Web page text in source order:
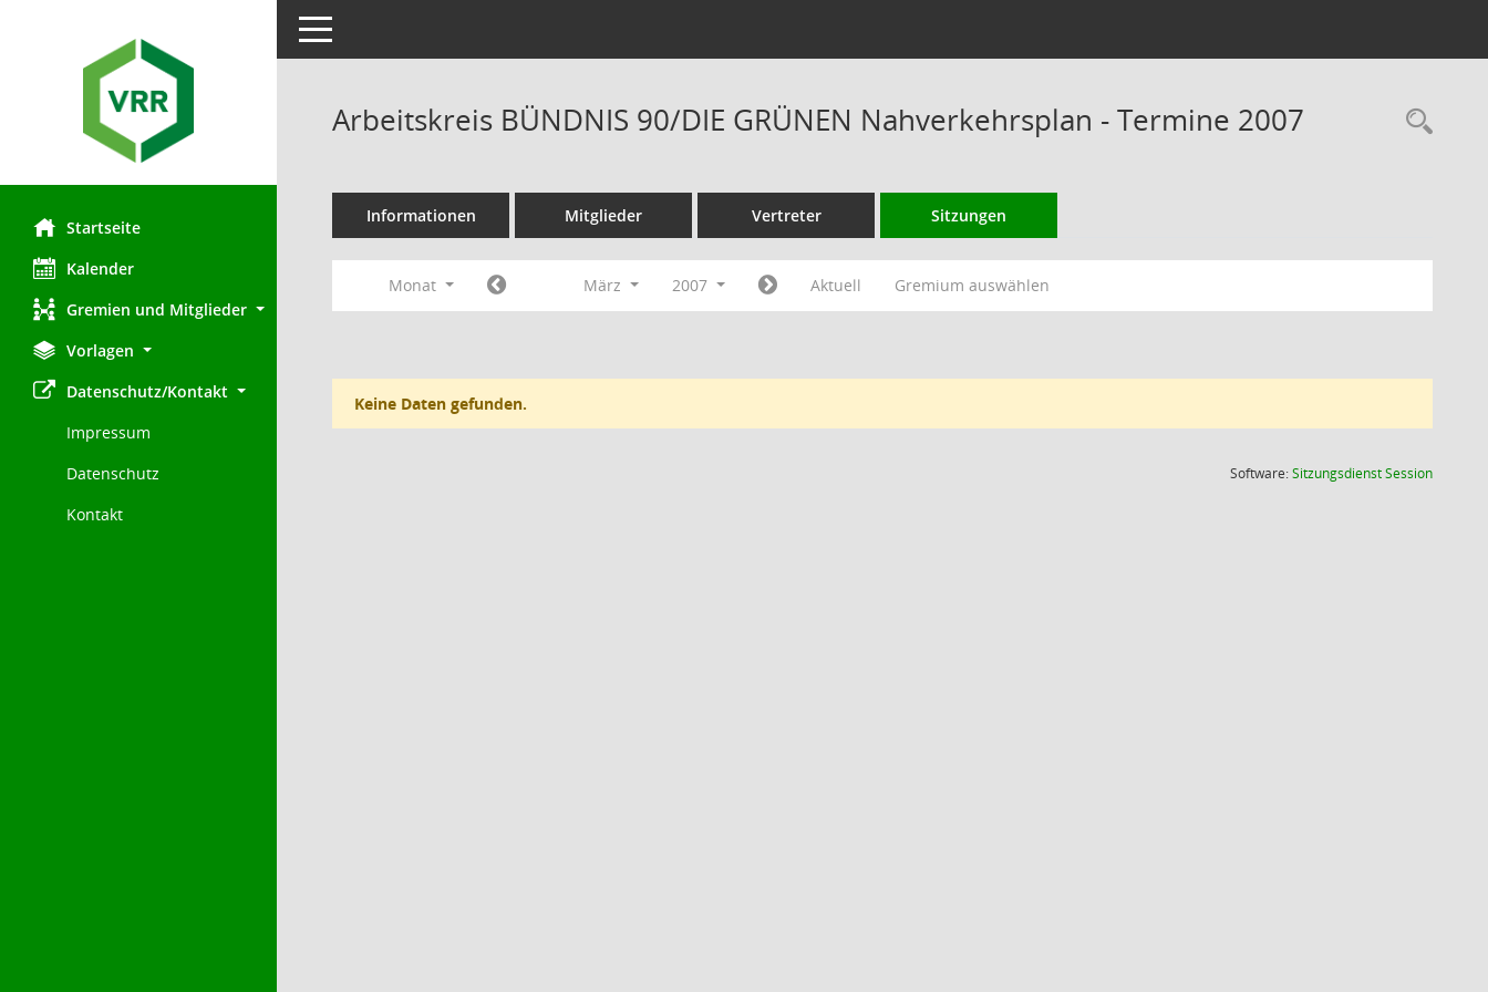
Startseite
Kalender
Gremien und Mitglieder
Vorlagen
Datenschutz/Kontakt
Impressum
Datenschutz
Kontakt
Toggle navigation
Arbeitskreis BÜNDNIS 90/DIE GRÜNEN Nahverkehrsplan - Termine 2007
Informationen Mitglieder Vertreter Sitzungen
Monat März 2007 Aktuell Gremium auswählen
Keine Daten gefunden.
Software:SitzungsdienstSession(Wird in